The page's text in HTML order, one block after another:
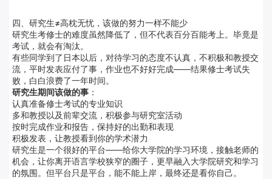
四、研究生≠高枕无忧，该做的努力一样不能少
研究生考修士的难度虽然降低了，但不代表百分百能考上。毕竟是
考试，就会有淘汰。
有些同学到了日本以后，对待学习的态度不认真，不积极和教授交
流，平时发表应付了事，作业也不好好完成——结果修士考试失
败，白白浪费了一年时间。
研究生期间该做的事 ：
认真准备修士考试的专业知识
多和教授以及前辈交流，积极参与研究室活动
按时完成作业和报告，保持好的出勤和表现
积极发表，让教授看到你的学术潜力
研究生是一个很好的平台——给你大学院的学习环境，接触老师的
机会，让你离开语言学校狭窄的圈子，更早融入大学院研究和学习
的氛围。但平台只是平台，能不能上岸，最终还是看你自己。